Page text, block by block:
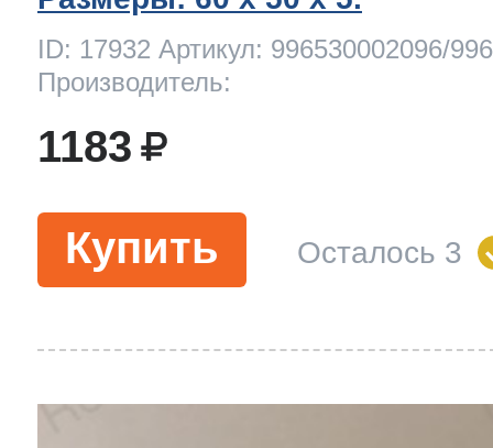
ID: 17932 Артикул: 996530002096/
Производитель:
1183
Купить Осталось 3